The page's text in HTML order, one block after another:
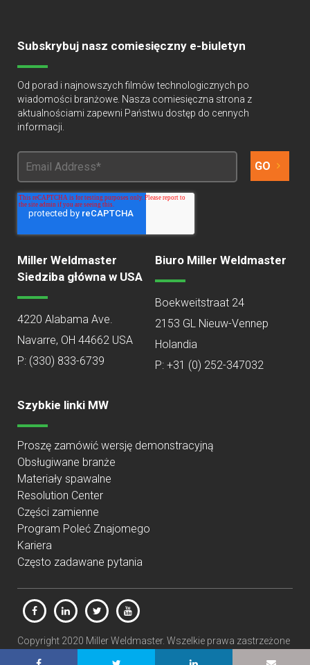
Subskrybuj nasz comiesięczny e-biuletyn
Od porad i najnowszych filmów technologicznych po
wiadomości branżowe. Nasza comiesięczna strona z
aktualnościami zapewni Państwu dostęp do cennych
informacji.
Miller Weldmaster
Siedziba główna w USA
4220 Alabama Ave.
Navarre, OH 44662 USA
P: (330) 833-6739
Biuro Miller Weldmaster
Boekweitstraat 24
2153 GL Nieuw-Vennep
Holandia
P: +31 (0) 252-347032
Szybkie linki MW
Proszę zamówić wersję demonstracyjną
Obsługiwane branże
Materiały spawalne
Resolution Center
Części zamienne
Program Poleć Znajomego
Kariera
Często zadawane pytania
Copyright 2020 Miller Weldmaster. Wszelkie prawa zastrzeżone